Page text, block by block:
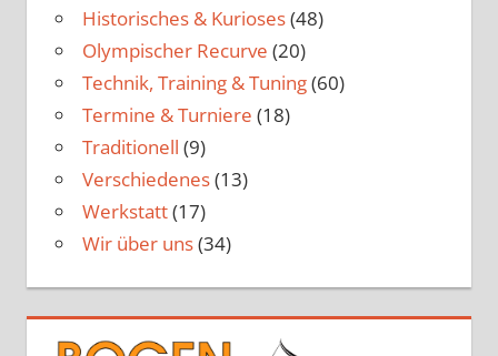
Historisches & Kurioses(48)
Olympischer Recurve (20)
Technik, Training & Tuning(60)
Termine & Turniere (18)
Traditionell (9)
Verschiedenes(13)
Werkstatt(17)
Wir über uns(34)